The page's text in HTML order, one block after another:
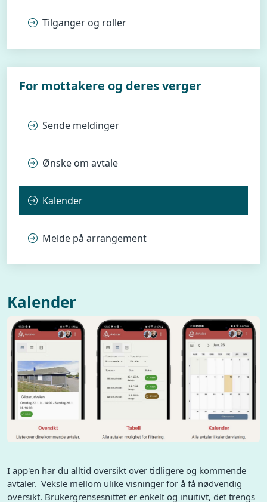
Tilganger og roller
For mottakere og deres verger
Sende meldinger
Ønske om avtale
Kalender
Melde på arrangement
Kalender
I app'en har du alltid oversikt over tidligere og kommende
avtaler. Veksle mellom ulike visninger for å få nødvendig
oversikt. Brukergrensesnittet er enkelt og inuitivt, det trengs